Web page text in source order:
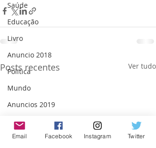
Saúde
Educação
Livro
Anuncio 2018
Politica
Mundo
Anuncios 2019
Música
Emprego
Posts recentes Ver tudo
Email Facebook Instagram Twitter